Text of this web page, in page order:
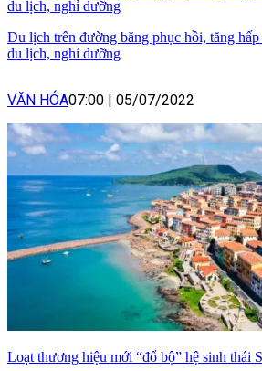
Du lịch trên đường băng phục hồi, tăng
du lịch, nghỉ dưỡng
VĂN HÓA07:00 | 05/07/2022
Loạt thương hiệu mới “đổ bộ” hệ sinh thái